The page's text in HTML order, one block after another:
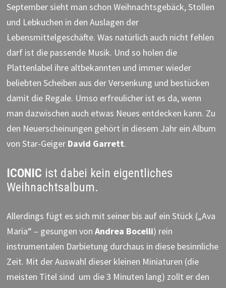
September sieht man schon Weihnachtsgebäck, Stollen
und Lebkuchen in den Auslagen der
Lebensmittelgeschäfte. Was natürlich auch nicht fehlen
darf ist die passende Musik. Und so holen die
Plattenlabel ihre altbekannten und immer wieder
beliebten Scheiben aus der Versenkung und bestücken
damit die Regale. Umso erfreulicher ist es da, wenn
man dazwischen auch etwas Neues entdecken kann. Zu
den Neuerscheinungen gehört in diesem Jahr ein Album
von Star-Geiger David Garrett.
ICONIC ist dabei kein eigentliches
Weihnachtsalbum.
Allerdings fügt es sich mit seiner bis auf ein Stück („Ava
Maria“ – gesungen von Andrea Bocelli) rein
instrumentalen Darbietung durchaus in diese besinnliche
Zeit. Mit der Auswahl dieser kleinen Miniaturen (die
meisten Titel sind um die 3 Minuten lang) zollt er den